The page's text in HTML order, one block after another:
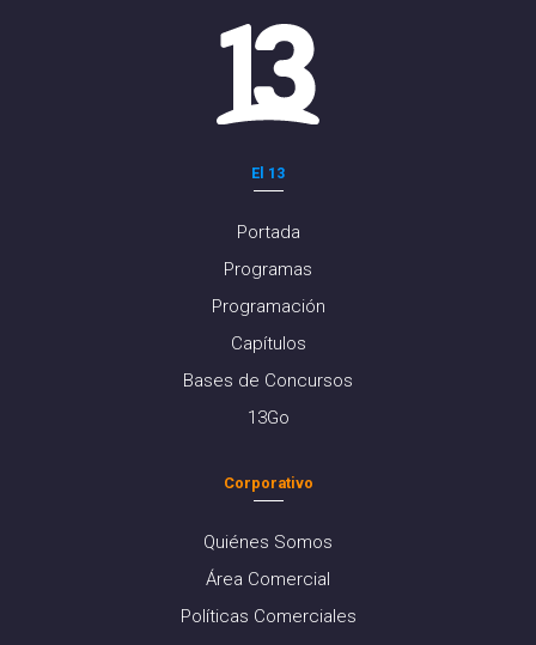
El 13
Portada
Programas
Programación
Capítulos
Bases de Concursos
13Go
Corporativo
Quiénes Somos
Área Comercial
Políticas Comerciales